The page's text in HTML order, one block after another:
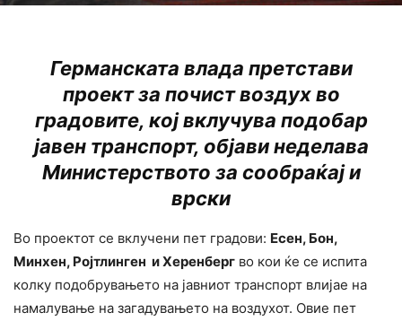
Германската влада претстави
проект за почист воздух во
градовите, кој вклучува подобар
јавен транспорт, објави неделава
Министерството за сообраќај и
врски
Во проектот се вклучени пет градови: Есен, Бон,
Минхен, Ројтлинген и Херенберг во кои ќе се испита
колку подобрувањето на јавниот транспорт влијае на
намалување на загадувањето на воздухот. Овие пет